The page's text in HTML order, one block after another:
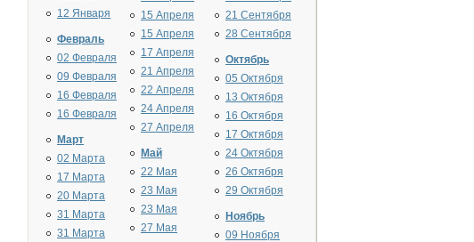
12 Января
Февраль
02 Февраля
09 Февраля
16 Февраля
16 Февраля
Март
02 Марта
17 Марта
20 Марта
31 Марта
31 Марта
15 Апреля
15 Апреля
17 Апреля
21 Апреля
22 Апреля
24 Апреля
27 Апреля
Май
22 Мая
23 Мая
23 Мая
27 Мая
21 Сентября
28 Сентября
Октябрь
05 Октября
13 Октября
16 Октября
17 Октября
24 Октября
26 Октября
29 Октября
Ноябрь
09 Ноября